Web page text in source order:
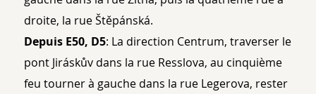
droite, la rue Štěpánská.
Depuis E50, D5: La direction Centrum, traverser le
pont Jiráskův dans la rue Resslova, au cinquième
feu tourner à gauche dans la rue Legerova, rester